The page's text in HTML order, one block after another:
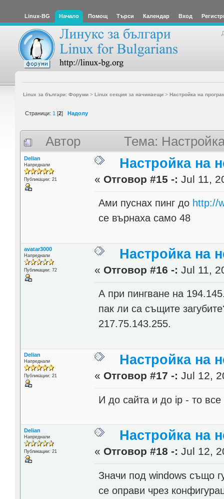
Linux-BG Начало Помощ Търси Календар Вход
Linux за българи: Форуми> Linux секция за начинаещи> Настройка на
Страници: 1 [2] Надолу
Автор Тема:
Delian
Напреднали
Публикации: 21
Настройка на
« Отговор #15 -: Jul 11,
Ами пуснах пинг до http://
се върнаха само 48
avatar3000
Напреднали
Публикации: 72
Настройка на
« Отговор #16 -: Jul 11,
А при пингване на
пак ли са същите
217.75.143.255.
Delian
Напреднали
Публикации: 21
Настройка на
« Отговор #17 -: Jul 12,
И до сайта и до ip - то
Delian
Напреднали
Публикации: 21
Настройка на
« Отговор #18 -: Jul 12,
Значи под windows също
се оправи чрез